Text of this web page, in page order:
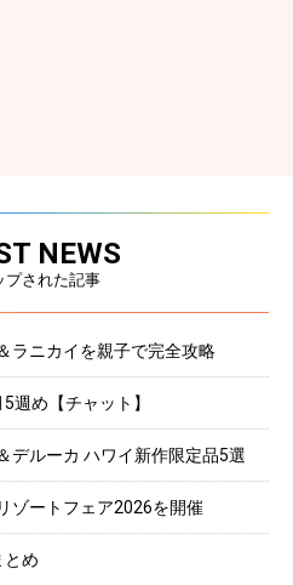
NEWS
プされた記事
ラニカイを親子で完全攻略
週め【チャット】
デルーカ ハワイ新作限定品5選
ゾートフェア2026を開催
とめ